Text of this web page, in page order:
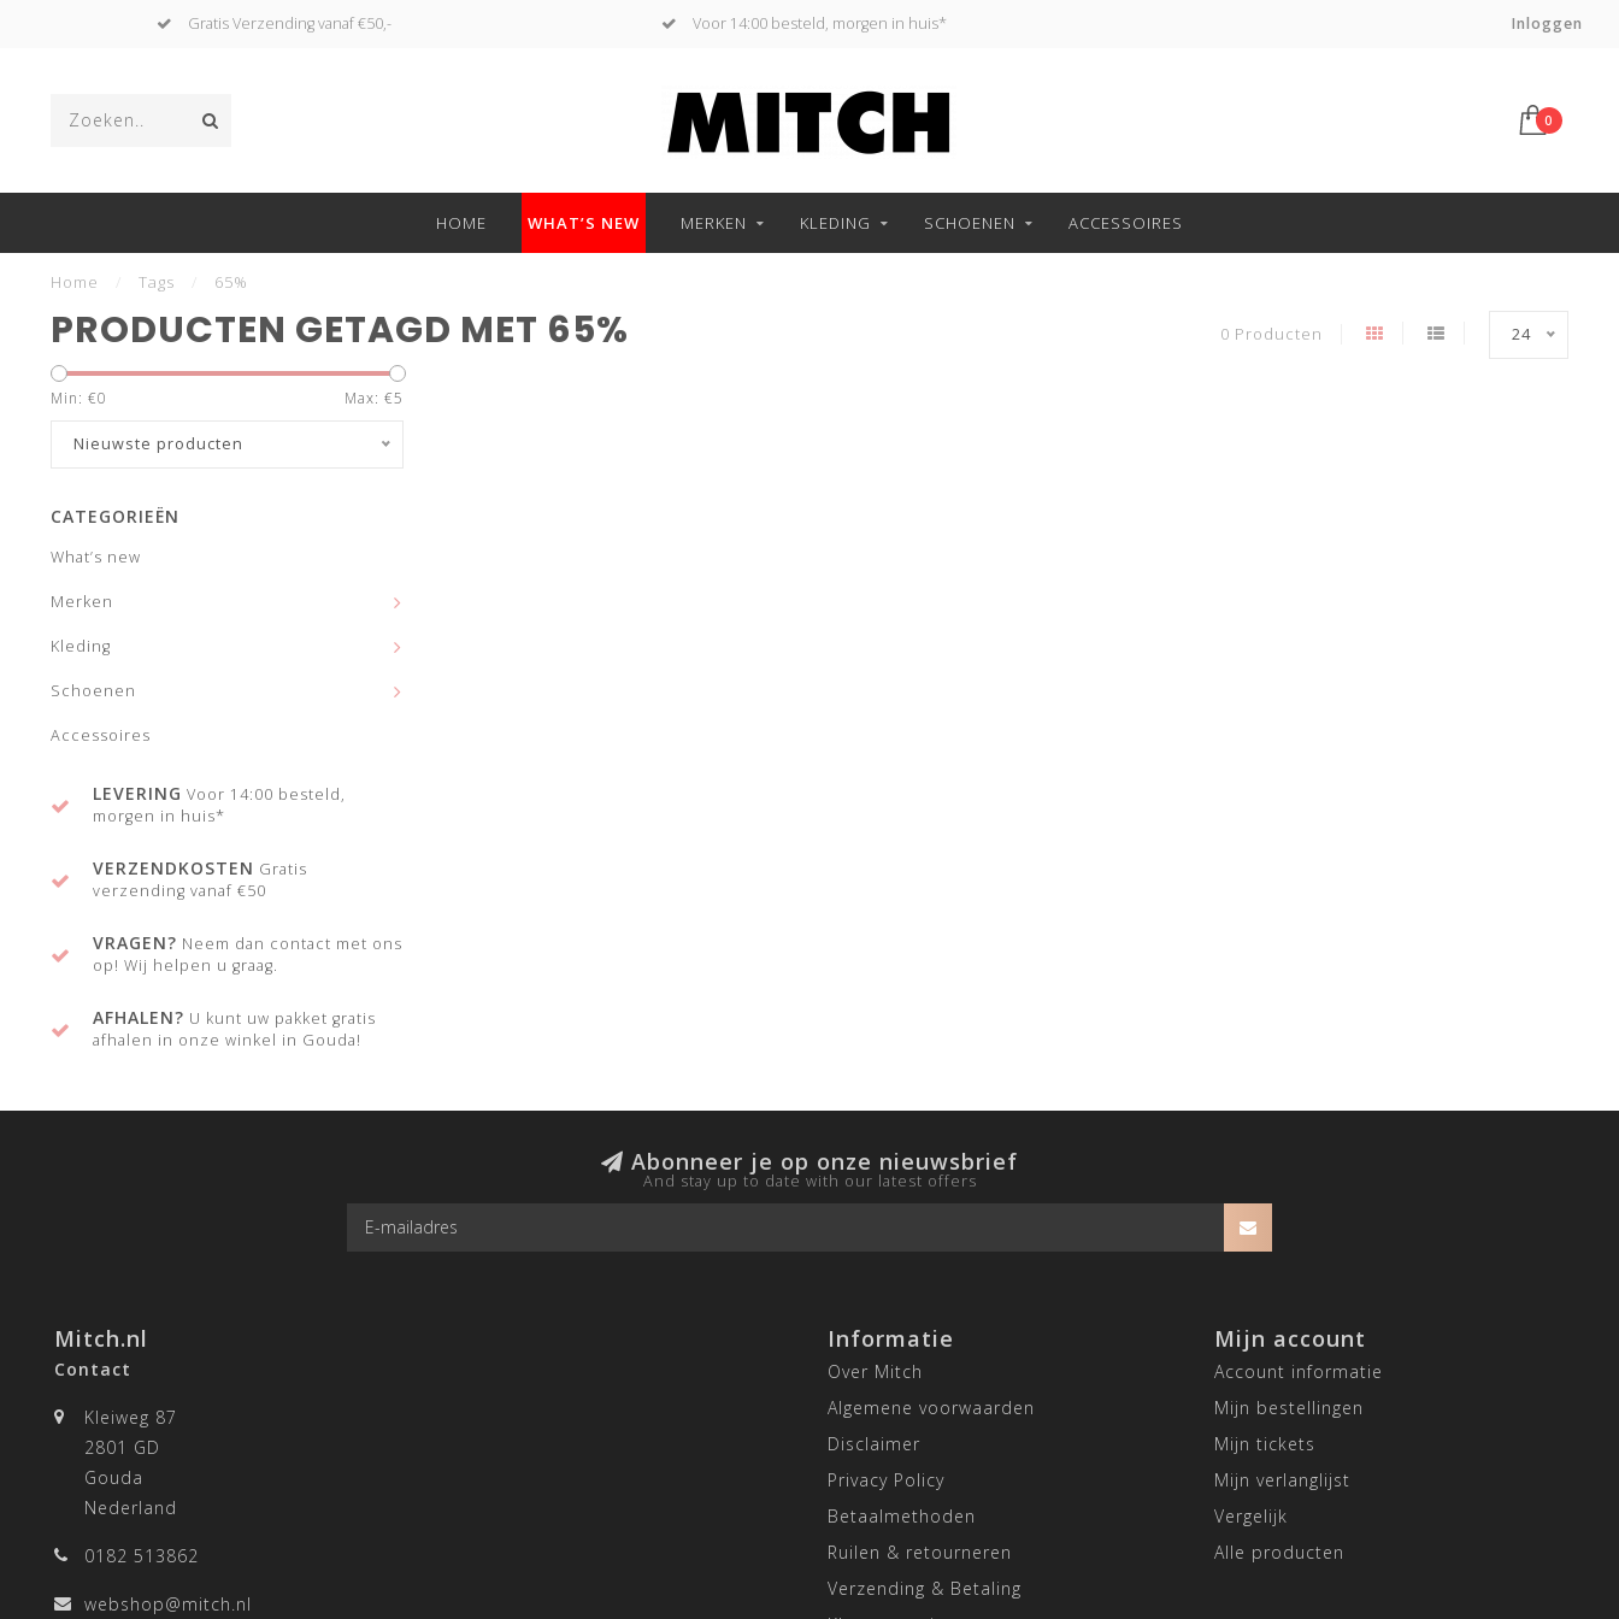
Gratis Verzending vanaf €50,- Voor 14:00 besteld, morgen in huis* Inloggen
0
HOME WHAT’S NEW MERKEN KLEDING SCHOENEN ACCESSOIRES
Home Tags 65%
PRODUCTEN GETAGD MET 65% 0 Producten 24
Min: €0 Max: €5
Nieuwste producten
CATEGORIEËN
What’s new
Merken
Kleding
Schoenen
Accessoires
LEVERING Voor 14:00 besteld,
morgen in huis*
VERZENDKOSTEN Gratis
verzending vanaf €50
VRAGEN? Neem dan contact met ons
op! Wij helpen u graag.
AFHALEN? U kunt uw pakket gratis
afhalen in onze winkel in Gouda!
Abonneer je op onze nieuwsbrief
And stay up to date with our latest offers
Mitch.nl
Contact
Kleiweg 87
2801 GD
Gouda
Nederland
0182 513862
webshop@mitch.nl
Informatie
Over Mitch
Algemene voorwaarden
Disclaimer
Privacy Policy
Betaalmethoden
Ruilen & retourneren
Verzending & Betaling
Mijn account
Account informatie
Mijn bestellingen
Mijn tickets
Mijn verlanglijst
Vergelijk
Alle producten